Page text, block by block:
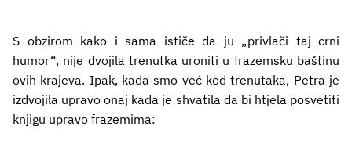
S obzirom kako i sama ističe da ju „privlači taj crni
humor“, nije dvojila trenutka uroniti u frazemsku baštinu
ovih krajeva. Ipak, kada smo već kod trenutaka, Petra je
izdvojila upravo onaj kada je shvatila da bi htjela posvetiti
knjigu upravo frazemima: